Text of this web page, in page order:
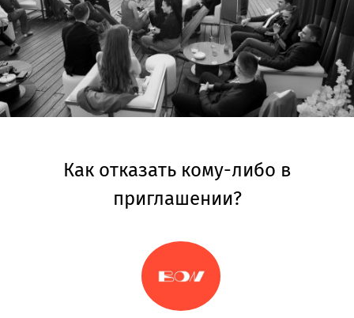
Как отказать кому-либо в
приглашении?